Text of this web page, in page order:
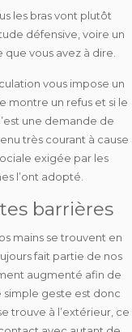
les bras vont plutôt
défensive, voire un
vous avez à dire.
vous impose un
montre un refus et si le
une demande de
très courant à cause
exigée par les
l’ont adopté.
barrières
mains se trouvent en
fait partie de nos
augmenté afin de
simple geste est donc
trouve à l’extérieur, ce